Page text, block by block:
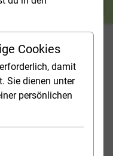
Cookies
damit
Sie dienen unter
persönlichen
LESER,